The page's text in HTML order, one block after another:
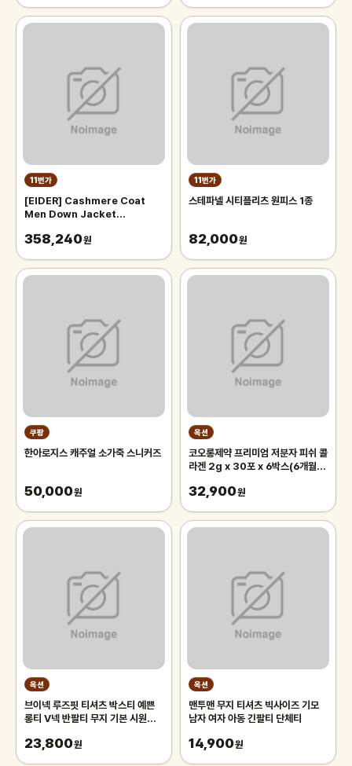
11번가
[EIDER] Cashmere Coat
Men Down Jacket
358,240원
11번가
스테파넬 시티플리츠 원피스 1종
82,000원
쿠팡
한아로지스 캐주얼 소가죽 스니커즈
50,000원
옥션
코오롱제약 프리미엄 저분자 피쉬 콜
라겐 2g x 30포 x 6박스(6개월
하게
32,900원
옥션
브이넥 루즈핏 티셔츠 박스티 예쁜
롱티 V넥 반팔티 무지 기본 시원한
23,800원
옥션
맨투맨 무지 티셔츠 빅사이즈 기모
남자 여자 아동 긴팔티 단체티
14,900원